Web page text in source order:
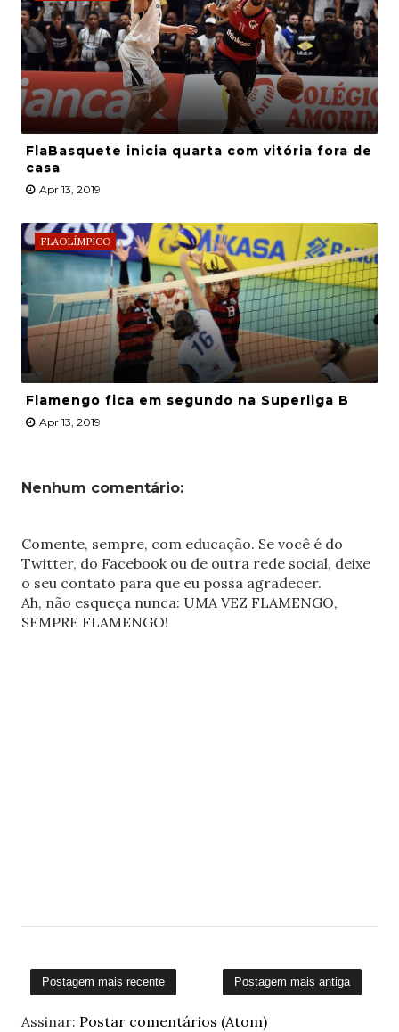
FlaBasquete inicia quarta com vitória fora de
casa
Apr 13, 2019
FLAOLÍMPICO
Flamengo fica em segundo na Superliga B
Apr 13, 2019
Nenhum comentário:
Comente, sempre, com educação. Se você é do
Twitter, do Facebook ou de outra rede social, deixe
o seu contato para que eu possa agradecer.
Ah, não esqueça nunca: UMA VEZ FLAMENGO,
SEMPRE FLAMENGO!
Postagem mais recente Postagem mais antiga
Assinar: Postar comentários (Atom)